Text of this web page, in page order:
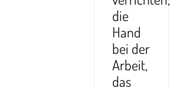
die
Hand
bei der
Arbeit,
das